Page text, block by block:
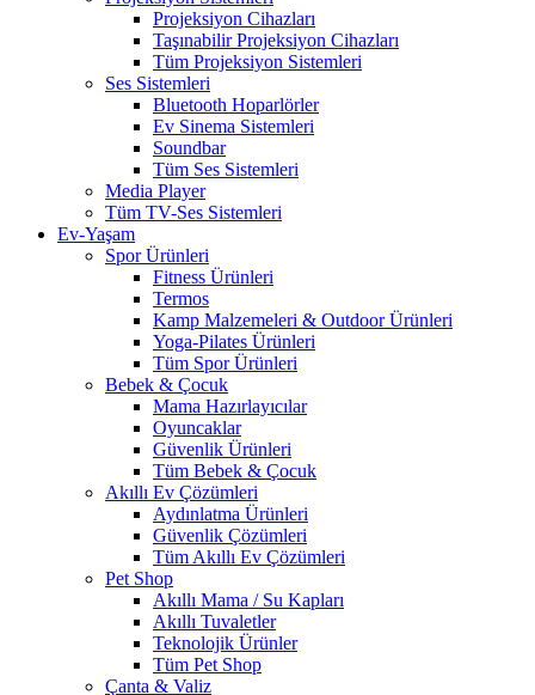
Projeksiyon Cihazları
Taşınabilir Projeksiyon Cihazları
Tüm Projeksiyon Sistemleri
Ses Sistemleri
Bluetooth Hoparlörler
Ev Sinema Sistemleri
Soundbar
Tüm Ses Sistemleri
Media Player
Tüm TV-Ses Sistemleri
Ev-Yaşam
Spor Ürünleri
Fitness Ürünleri
Termos
Kamp Malzemeleri & Outdoor Ürünleri
Yoga-Pilates Ürünleri
Tüm Spor Ürünleri
Bebek & Çocuk
Mama Hazırlayıcılar
Oyuncaklar
Güvenlik Ürünleri
Tüm Bebek & Çocuk
Akıllı Ev Çözümleri
Aydınlatma Ürünleri
Güvenlik Çözümleri
Tüm Akıllı Ev Çözümleri
Pet Shop
Akıllı Mama / Su Kapları
Akıllı Tuvaletler
Teknolojik Ürünler
Tüm Pet Shop
Çanta & Valiz